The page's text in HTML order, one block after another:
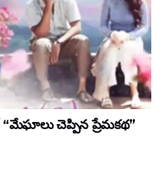
చెప్పిన ప్రేమకథ”